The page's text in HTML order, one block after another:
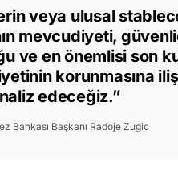
veya ulusal
mevcudiyeti,
ve en önemlisi son
korunmasına
edeceğiz.”
Bankası Başkanı Radoje Zugic